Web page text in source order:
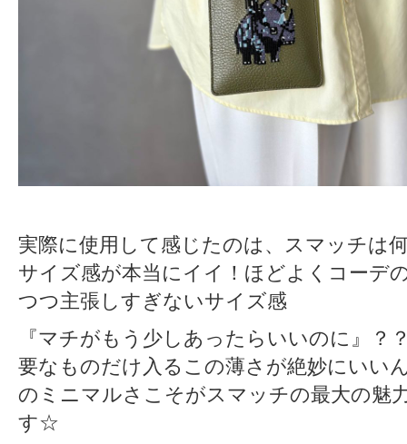
実際に使用して感じたのは、スマッチは
サイズ感が本当にイイ！ほどよくコーデ
つつ主張しすぎないサイズ感
『マチがもう少しあったらいいのに』
要なものだけ入るこの薄さが絶妙にいい
のミニマルさこそがスマッチの最大の魅
す☆